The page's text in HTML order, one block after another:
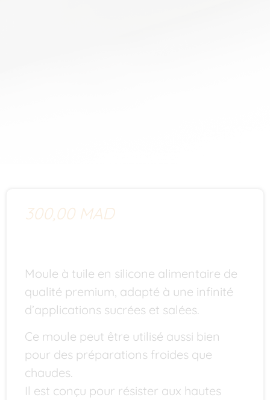
300,00 MAD
Moule à tuile en silicone alimentaire de
qualité premium, adapté à une infinité
d’applications sucrées et salées.
Ce moule peut être utilisé aussi bien
pour des préparations froides que
chaudes.
Il est conçu pour résister aux hautes